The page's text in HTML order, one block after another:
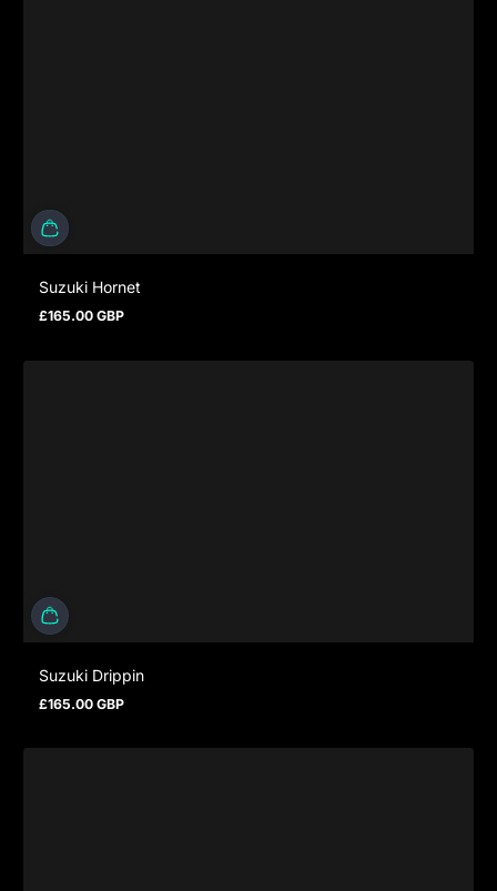
Suzuki Hornet
Regulärer Preis
£165.00 GBP
Suzuki Drippin
Regulärer Preis
£165.00 GBP